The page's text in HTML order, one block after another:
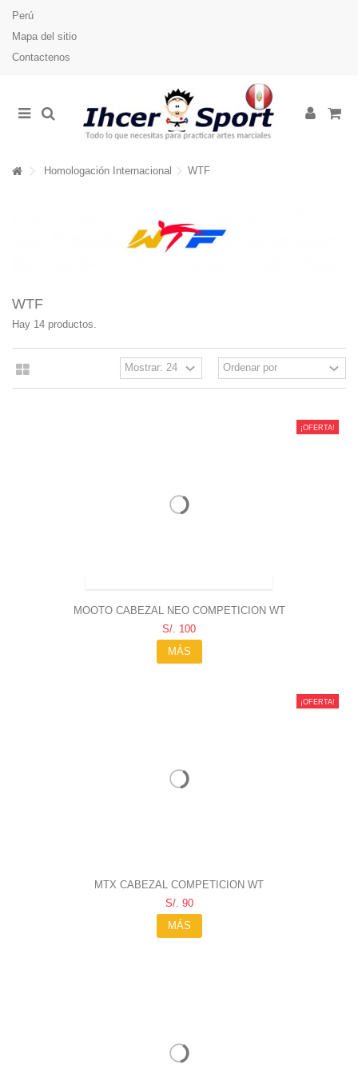
Perú
Mapa del sitio
Contactenos
Homologación Internacional WTF
WTF
Hay 14 productos.
¡OFERTA!
MOOTO CABEZAL NEO COMPETICION WT
S/. 100
MÁS
¡OFERTA!
MTX CABEZAL COMPETICION WT
S/. 90
MÁS